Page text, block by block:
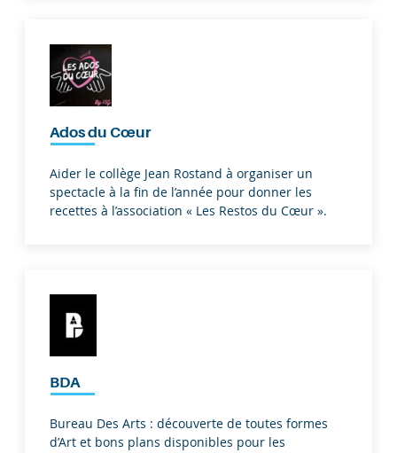
Ados du Cœur
Aider le collège Jean Rostand à organiser un
spectacle à la fin de l’année pour donner les
recettes à l’association « Les Restos du Cœur ».
BDA
Bureau Des Arts : découverte de toutes formes
d’Art et bons plans disponibles pour les